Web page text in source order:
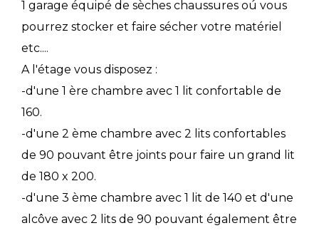
1 garage équipé de sèches chaussures oú vous
pourrez stocker et faire sécher votre matériel
etc....
A l'étage vous disposez :
-d'une 1 ère chambre avec 1 lit confortable de
160.
-d'une 2 ème chambre avec 2 lits confortables
de 90 pouvant être joints pour faire un grand lit
de 180 x 200.
-d'une 3 ème chambre avec 1 lit de 140 et d'une
alcôve avec 2 lits de 90 pouvant également être